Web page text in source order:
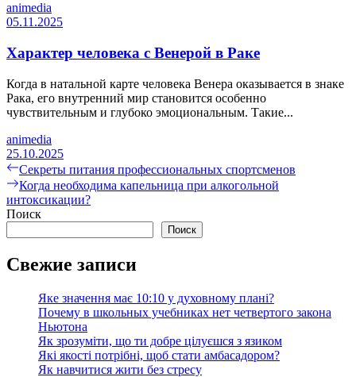
animedia
05.11.2025
Характер человека с Венерой в Раке
Когда в натальной карте человека Венера оказывается в знаке
Рака, его внутренний мир становится особенно
чувствительным и глубоко эмоциональным. Такие...
animedia
25.10.2025
Навигация
по
записям
Предыдущая
запись:
Секреты питания профессиональных спортсменов
Следующая
запись:
Когда необходима капельница при алкогольной
интоксикации?
Поиск
Поиск
Свежие записи
Яке значення має 10:10 у духовному плані?
Почему в школьных учебниках нет четвертого закона
Ньютона
Як зрозуміти, що ти добре цілуєшся з язиком
Які якості потрібні, щоб стати амбасадором?
Як навчитися жити без стресу